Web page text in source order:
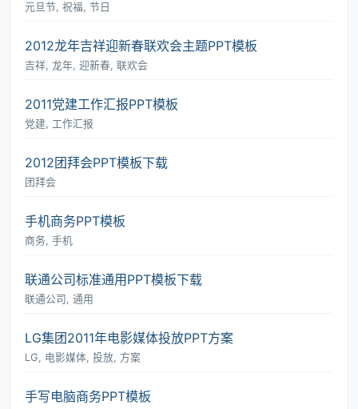
元旦节, 祝福, 节日
2012龙年吉祥迎新春联欢会主题PPT模板
吉祥, 龙年, 迎新春, 联欢会
2011党建工作汇报PPT模板
党建, 工作汇报
2012团拜会PPT模板下载
团拜会
手机商务PPT模板
商务, 手机
联通公司标准通用PPT模板下载
联通公司, 通用
LG集团2011年电影媒体投放PPT方案
LG, 电影媒体, 投放, 方案
手写电脑商务PPT模板